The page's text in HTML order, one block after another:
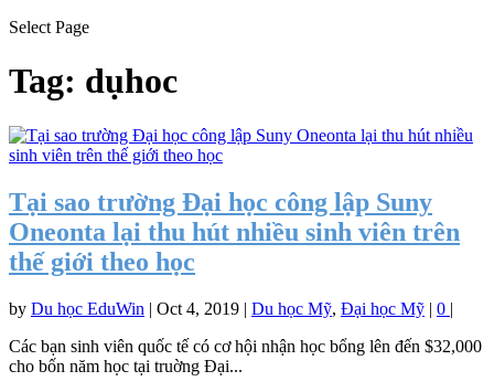
Select Page
Tag: dụhoc
Tại sao trường Đại học công lập Suny
Oneonta lại thu hút nhiều sinh viên trên
thế giới theo học
by Du học EduWin | Oct 4, 2019 | Du học Mỹ, Đại học Mỹ | 0 |
Các bạn sinh viên quốc tế có cơ hội nhận học bổng lên đến $32,000
cho bốn năm học tại truờng Đại...